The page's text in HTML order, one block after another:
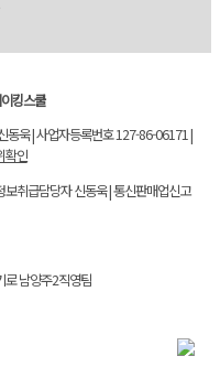
킹스쿨
동욱 | 사업자등록번호 127-86-06171 |
확인
보취급담당자 신동욱 | 통신판매업신고
로 남양주2직영팀